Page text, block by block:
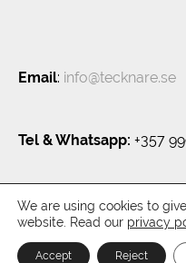
Email: info@tecknare.se
Tel & Whatsapp: +357
Privacy policy
Tecknare.se - Kreativ byrå
Powered by Wordpress
We are using cookies to
website. Read our privacy
Accept Reject